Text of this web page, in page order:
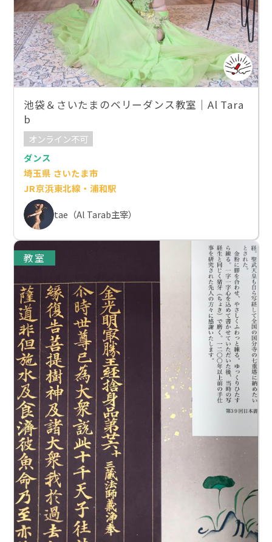
池袋＆さいたまのベリーダンス教室｜Al Tara
b
オンライン不可
ダンス
埼玉県 さいたま市
JR京浜東北線・浦和駅
tae（Al Tarab主宰）
教室